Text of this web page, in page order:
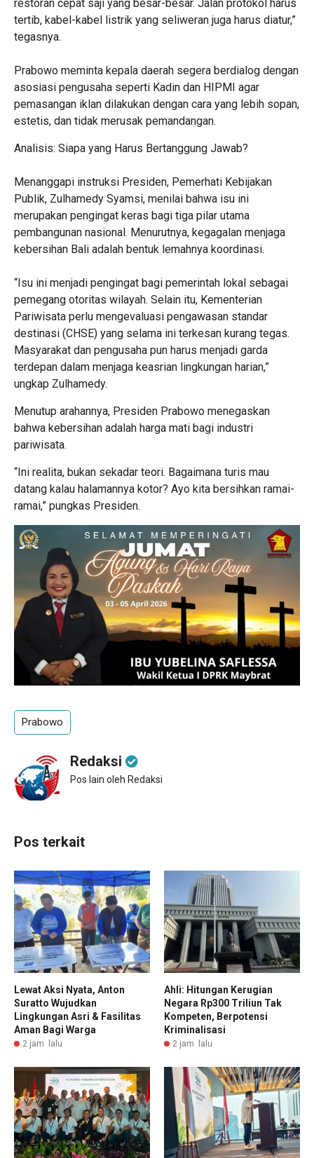
restoran cepat saji yang besar-besar. Jalan protokol harus
tertib, kabel-kabel listrik yang seliweran juga harus diatur,”
tegasnya.
Prabowo meminta kepala daerah segera berdialog dengan
asosiasi pengusaha seperti Kadin dan HIPMI agar
pemasangan iklan dilakukan dengan cara yang lebih sopan,
estetis, dan tidak merusak pemandangan.
​Analisis: Siapa yang Harus Bertanggung Jawab?
Menanggapi instruksi Presiden, Pemerhati Kebijakan
Publik, Zulhamedy Syamsi, menilai bahwa isu ini
merupakan pengingat keras bagi tiga pilar utama
pembangunan nasional. Menurutnya, kegagalan menjaga
kebersihan Bali adalah bentuk lemahnya koordinasi.
“Isu ini menjadi pengingat bagi pemerintah lokal sebagai
pemegang otoritas wilayah. Selain itu, Kementerian
Pariwisata perlu mengevaluasi pengawasan standar
destinasi (CHSE) yang selama ini terkesan kurang tegas.
Masyarakat dan pengusaha pun harus menjadi garda
terdepan dalam menjaga keasrian lingkungan harian,”
ungkap Zulhamedy.
​Menutup arahannya, Presiden Prabowo menegaskan
bahwa kebersihan adalah harga mati bagi industri
pariwisata.
“Ini realita, bukan sekadar teori. Bagaimana turis mau
datang kalau halamannya kotor? Ayo kita bersihkan ramai-
ramai,” pungkas Presiden.
Prabowo
Redaksi
Pos lain oleh Redaksi
Pos terkait
Lewat Aksi Nyata, Anton
Suratto Wujudkan
Lingkungan Asri & Fasilitas
Aman Bagi Warga
2 jam lalu
Ahli: Hitungan Kerugian
Negara Rp300 Triliun Tak
Kompeten, Berpotensi
Kriminalisasi
2 jam lalu